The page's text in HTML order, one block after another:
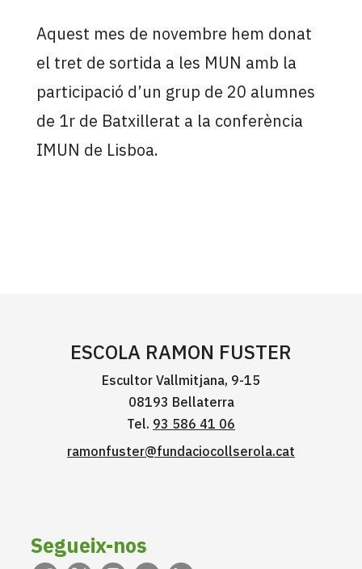
Aquest mes de novembre hem donat
el tret de sortida a les MUN amb la
participació d’un grup de 20 alumnes
de 1r de Batxillerat a la conferència
IMUN de Lisboa.
ESCOLA RAMON FUSTER
Escultor Vallmitjana, 9-15
08193 Bellaterra
Tel. 93 586 41 06
ramonfuster@fundaciocollserola.cat
Segueix-nos